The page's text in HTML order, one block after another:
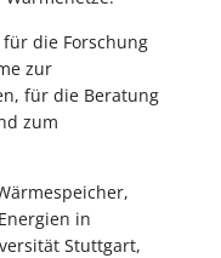
die Forschung
zur
für die Beratung
zum
in
Stuttgart,